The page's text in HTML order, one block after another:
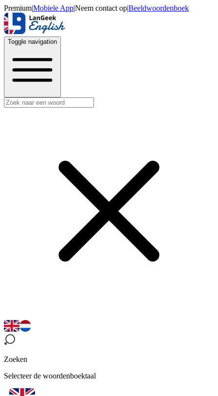
Premium|Mobiele App|Neem contact op|Beeldwoordenboek
Toggle navigation
Zoeken
Selecteer de woordenboektaal